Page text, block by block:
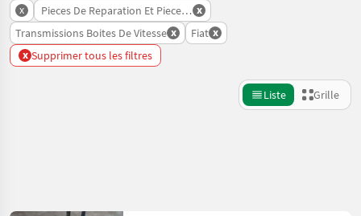
x Pieces De Reparation Et Pieces De Rechange
x
Transmissions Boites De Vitesse x Fiat x
x Supprimer tous les filtres
Liste Grille